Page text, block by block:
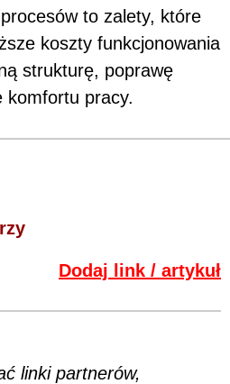
to zalety, które
koszty funkcjonowania
strukturę, poprawę
komfortu pracy.
Dodaj link / artykuł
linki partnerów,